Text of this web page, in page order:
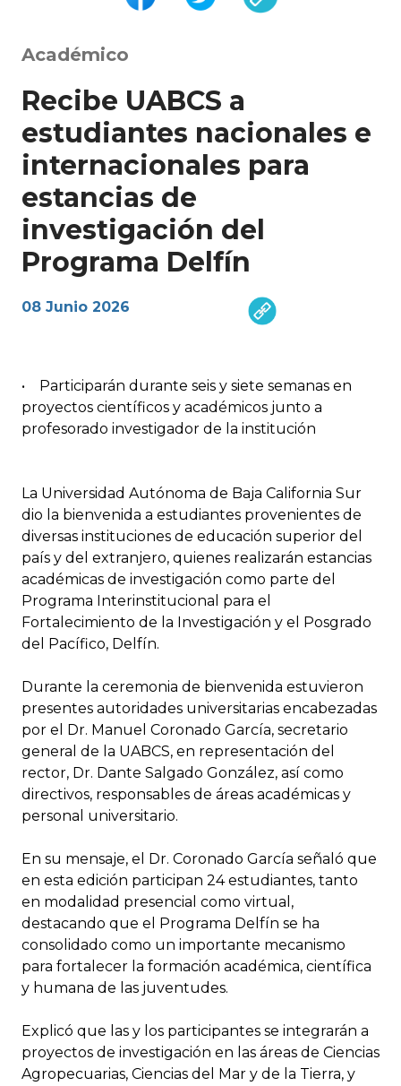
Académico
Recibe UABCS a
estudiantes nacionales e
internacionales para
estancias de
investigación del
Programa Delfín
08 Junio 2026
• Participarán durante seis y siete semanas en
proyectos científicos y académicos junto a
profesorado investigador de la institución
La Universidad Autónoma de Baja California Sur
dio la bienvenida a estudiantes provenientes de
diversas instituciones de educación superior del
país y del extranjero, quienes realizarán estancias
académicas de investigación como parte del
Programa Interinstitucional para el
Fortalecimiento de la Investigación y el Posgrado
del Pacífico, Delfín.
Durante la ceremonia de bienvenida estuvieron
presentes autoridades universitarias encabezadas
por el Dr. Manuel Coronado García, secretario
general de la UABCS, en representación del
rector, Dr. Dante Salgado González, así como
directivos, responsables de áreas académicas y
personal universitario.
En su mensaje, el Dr. Coronado García señaló que
en esta edición participan 24 estudiantes, tanto
en modalidad presencial como virtual,
destacando que el Programa Delfín se ha
consolidado como un importante mecanismo
para fortalecer la formación académica, científica
y humana de las juventudes.
Explicó que las y los participantes se integrarán a
proyectos de investigación en las áreas de Ciencias
Agropecuarias, Ciencias del Mar y de la Tierra, y